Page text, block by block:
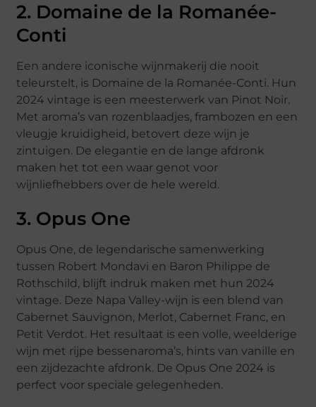
2. Domaine de la Romanée-
Conti
Een andere iconische wijnmakerij die nooit
teleurstelt, is Domaine de la Romanée-Conti. Hun
2024 vintage is een meesterwerk van Pinot Noir.
Met aroma’s van rozenblaadjes, frambozen en een
vleugje kruidigheid, betovert deze wijn je
zintuigen. De elegantie en de lange afdronk
maken het tot een waar genot voor
wijnliefhebbers over de hele wereld.
3. Opus One
Opus One, de legendarische samenwerking
tussen Robert Mondavi en Baron Philippe de
Rothschild, blijft indruk maken met hun 2024
vintage. Deze Napa Valley-wijn is een blend van
Cabernet Sauvignon, Merlot, Cabernet Franc, en
Petit Verdot. Het resultaat is een volle, weelderige
wijn met rijpe bessenaroma’s, hints van vanille en
een zijdezachte afdronk. De Opus One 2024 is
perfect voor speciale gelegenheden.